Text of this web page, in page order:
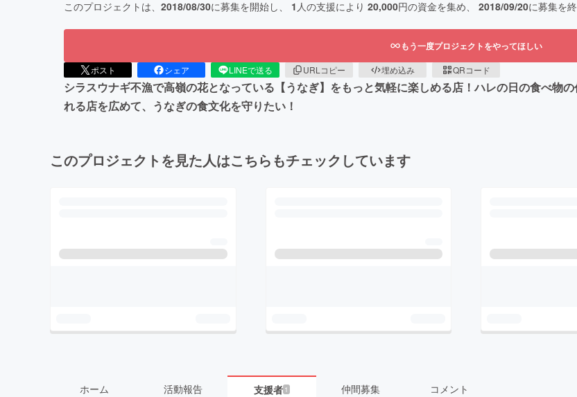
このプロジェクトは、 2018/08/30に募集を開始し、 1 人の支援により 20,000円の資金を集め、 2018/09/20に募集を
もう一度プロジェクトをやってほしい
ポスト シェア LINEで送る URLコピー 埋め込み QRコード
シラスウナギ不漁で高嶺の花となっている【うなぎ】をもっと気軽に楽しめる店！ハレの日の食べ物
れる店を広めて、うなぎの食文化を守りたい！
このプロジェクトを見た人はこちらもチェックしています
ホーム 活動報告 支援者 1 仲間募集 コメント